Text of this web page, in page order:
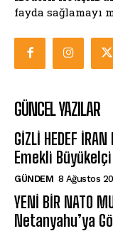
fayda sağlamayı
GÜNCEL YAZILAR
GİZLİ HEDEF
Emekli
GÜNDEM 8 Ağustos
YENİ BİR NATO
Netanyahu’ya